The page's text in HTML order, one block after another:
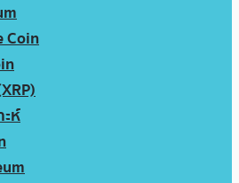
Coin
ห์